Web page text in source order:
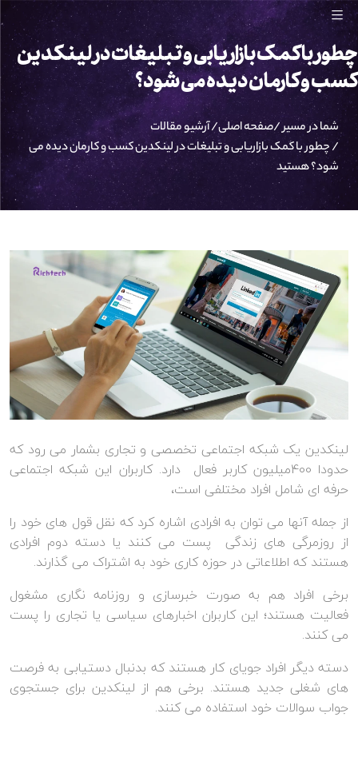
چطور با کمک بازاریابی و تبلیغات در لینکدین
کسب و کارمان دیده می شود؟
شما در مسیر /صفحه اصلی/آرشیو مقالات
/چطور با کمک بازاریابی و تبلیغات در لینکدین کسب و کارمان دیده می
شود؟هستید
لینکدین یک شبکه اجتماعی تخصصی و تجاری بشمار می رود که
حدودا 400میلیون کاربر فعال دارد. کاربران این شبکه اجتماعی
حرفه ای شامل افراد مختلفی است،
از جمله آنها می توان به افرادی اشاره کرد که نقل قول های خود را
از روزمرگی های زندگی پست می کنند یا دسته دوم افرادی
هستند که اطلاعاتی در حوزه کاری خود به اشتراک می گذارند.
برخی افراد هم به صورت خبرسازی و روزنامه نگاری مشغول
فعالیت هستند؛ این کاربران اخبارهای سیاسی یا تجاری را پست
می کنند.
دسته دیگر افراد جویای کار هستند که بدنبال دستیابی به فرصت
های شغلی جدید هستند. برخی هم از لینکدین برای جستجوی
جواب سوالات خود استفاده می کنند.